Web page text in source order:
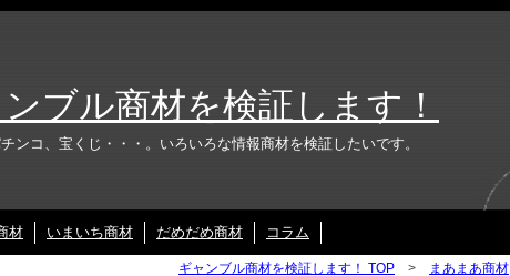
ブル商材を検証します！
ンコ、宝くじ・・・。いろいろな情報商材を検証したいです。
材 いまいち商材 だめだめ商材 コラム
ギャンブル商材を検証します！ TOP > まあまあ商材